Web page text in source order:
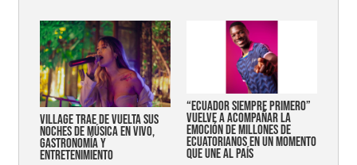
Village trae de vuelta sus
noches de música en vivo,
gastronomía y
entretenimiento
“Ecuador siempre primero”
vuelve a acompañar la
emoción de millones de
ecuatorianos en un momento
que une al país